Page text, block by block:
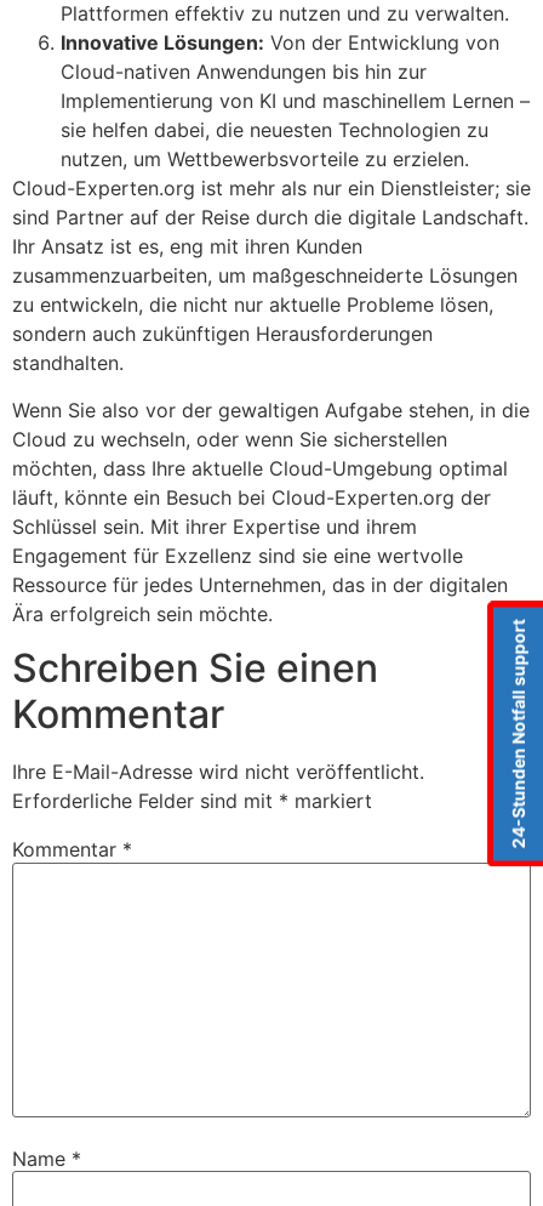
Plattformen effektiv zu nutzen und zu verwalten.
Innovative Lösungen: Von der Entwicklung von
Cloud-nativen Anwendungen bis hin zur
Implementierung von KI und maschinellem Lernen –
sie helfen dabei, die neuesten Technologien zu
nutzen, um Wettbewerbsvorteile zu erzielen.
Cloud-Experten.org ist mehr als nur ein Dienstleister; sie
sind Partner auf der Reise durch die digitale Landschaft.
Ihr Ansatz ist es, eng mit ihren Kunden
zusammenzuarbeiten, um maßgeschneiderte Lösungen
zu entwickeln, die nicht nur aktuelle Probleme lösen,
sondern auch zukünftigen Herausforderungen
standhalten.
Wenn Sie also vor der gewaltigen Aufgabe stehen, in die
Cloud zu wechseln, oder wenn Sie sicherstellen
möchten, dass Ihre aktuelle Cloud-Umgebung optimal
läuft, könnte ein Besuch bei Cloud-Experten.org der
Schlüssel sein. Mit ihrer Expertise und ihrem
Engagement für Exzellenz sind sie eine wertvolle
Ressource für jedes Unternehmen, das in der digitalen
Ära erfolgreich sein möchte.
Schreiben Sie einen
Kommentar
Ihre E-Mail-Adresse wird nicht veröffentlicht.
Erforderliche Felder sind mit * markiert
Kommentar *
Name *
24-Stunden Notfall support